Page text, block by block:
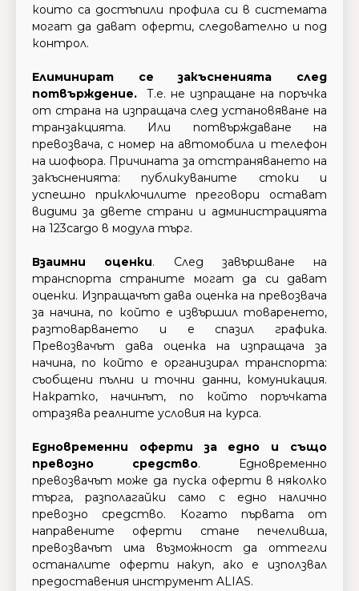
които са достъпили профила си в системата
могат да дават оферти, следователно и под
контрол.
Елиминират се закъсненията след
потвърждение. Т.е. не изпращане на поръчка
от страна на изпращача след установяване на
транзакцията. Или потвърждаване на
превозвача, с номер на автомобила и телефон
на шофьора. Причината за отстраняването на
закъсненията: публикуваните стоки и
успешно приключилите преговори остават
видими за двете страни и администрацията
на 123cargo в модула търг.
Взаимни оценки. След завършване на
транспорта страните могат да си дават
оценки. Изпращачът дава оценка на превозвача
за начина, по който е извършил товаренето,
разтоварването и е спазил графика.
Превозвачът дава оценка на изпращача за
начина, по който е организирал транспорта:
съобщени пълни и точни данни, комуникация.
Накратко, начинът, по който поръчката
отразява реалните условия на курса.
Едновременни оферти за едно и също
превозно средство. Едновременно
превозвачът може да пуска оферти в няколко
търга, разполагайки само с едно налично
превозно средство. Когато първата от
направените оферти стане печеливша,
превозвачът има възможност да оттегли
останалите оферти накуп, ако е използвал
предоставения инструмент ALIAS.